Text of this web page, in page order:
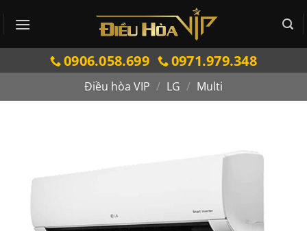
qua
0906.058.699 0971.979.348
Điều hòa VIP / LG / Multi